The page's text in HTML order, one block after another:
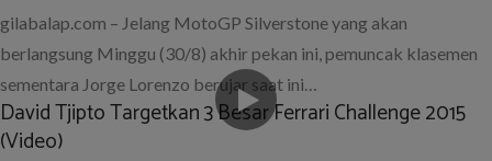
gilabalap.com – Jelang MotoGP Silverstone yang akan
berlangsung Minggu (30/8) akhir pekan ini, pemuncak klasemen
sementara Jorge Lorenzo berujar saat ini…
David Tjipto Targetkan 3 Besar Ferrari Challenge 2015
(Video)